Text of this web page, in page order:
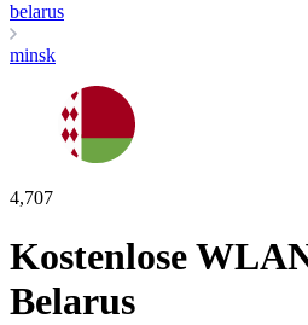
belarus
minsk
4,707
Kostenlose
Belarus